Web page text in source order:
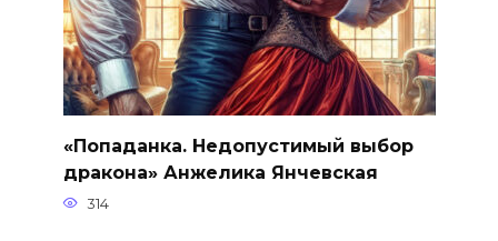
«Попаданка. Недопустимый выбор
дракона» Анжелика Янчевская
314